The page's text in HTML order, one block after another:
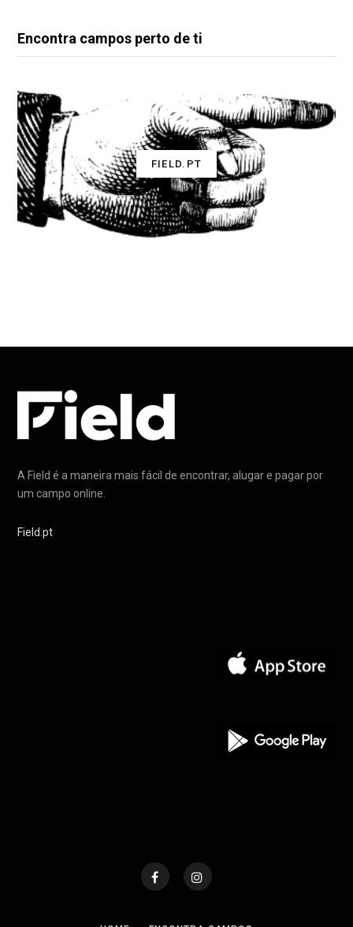
Encontra campos perto de ti
FIELD.PT
A Field é a maneira mais fácil de encontrar, alugar e pagar por
um campo online.
Field.pt